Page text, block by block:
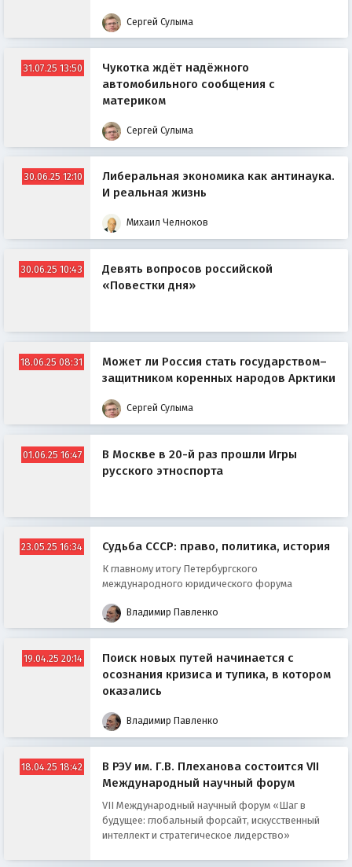
Сергей Сулыма
31.07.25 13:50
Чукотка ждёт надёжного
автомобильного сообщения с
материком
Сергей Сулыма
30.06.25 12:10
Либеральная экономика как антинаука.
И реальная жизнь
Михаил Челноков
30.06.25 10:43
Девять вопросов российской
«Повестки дня»
18.06.25 08:31
Может ли Россия стать государством–
защитником коренных народов Арктики
Сергей Сулыма
01.06.25 16:47
В Москве в 20-й раз прошли Игры
русского этноспорта
23.05.25 16:34 Судьба СССР: право, политика, история
К главному итогу Петербургского
международного юридического форума
Владимир Павленко
19.04.25 20:14
Поиск новых путей начинается с
осознания кризиса и тупика, в котором
оказались
Владимир Павленко
18.04.25 18:42
В РЭУ им. Г.В. Плеханова состоится VII
Международный научный форум
VII Международный научный форум «Шаг в
будущее: глобальный форсайт, искусственный
интеллект и стратегическое лидерство»